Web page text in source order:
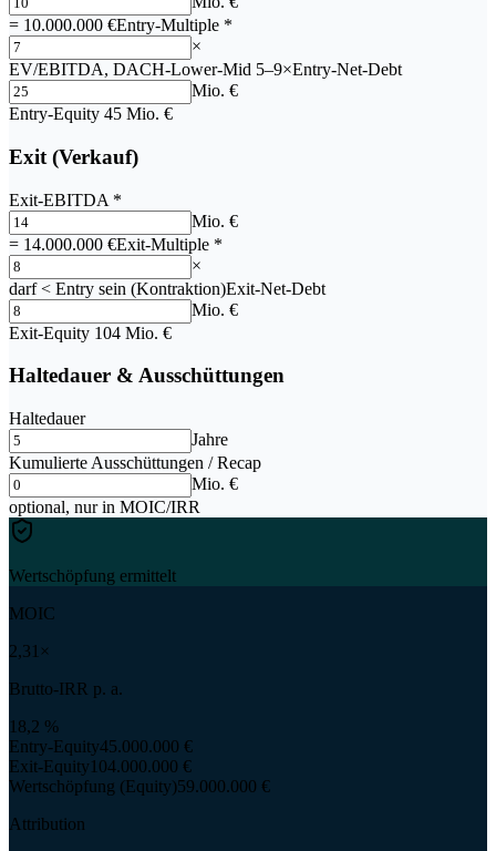
= 10.000.000 €Entry-Multiple *
×
EV/EBITDA, DACH-Lower-Mid 5–9×Entry-Net-Debt
Mio. €
Entry-Equity 45 Mio. €
Exit (Verkauf)
Exit-EBITDA *
Mio. €
= 14.000.000 €Exit-Multiple *
×
darf < Entry sein (Kontraktion)Exit-Net-Debt
Mio. €
Exit-Equity 104 Mio. €
Haltedauer & Ausschüttungen
Haltedauer
Jahre
Kumulierte Ausschüttungen / Recap
Mio. €
optional, nur in MOIC/IRR
Wertschöpfung ermittelt
MOIC
2,31×
Brutto-IRR p. a.
18,2 %
Entry-Equity45.000.000 €
Exit-Equity104.000.000 €
Wertschöpfung (Equity)59.000.000 €
Attribution